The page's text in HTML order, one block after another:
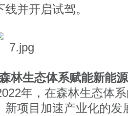
线并开启试驾。
林生态体系赋能新能
年，在森林生态体
新项目加速产业化的